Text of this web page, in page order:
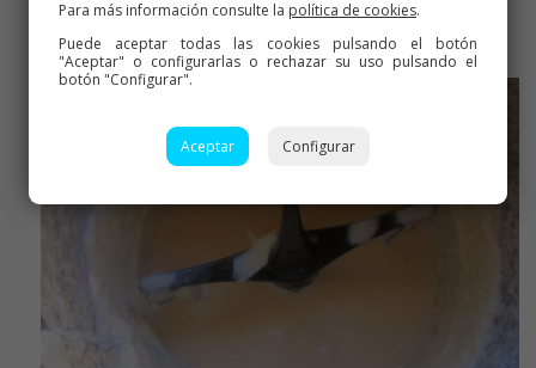
marcha
Para más información consulte la política de cookies.
Puede aceptar todas las cookies pulsando el botón
"Aceptar" o configurarlas o rechazar su uso pulsando el
botón "Configurar".
Aceptar Configurar